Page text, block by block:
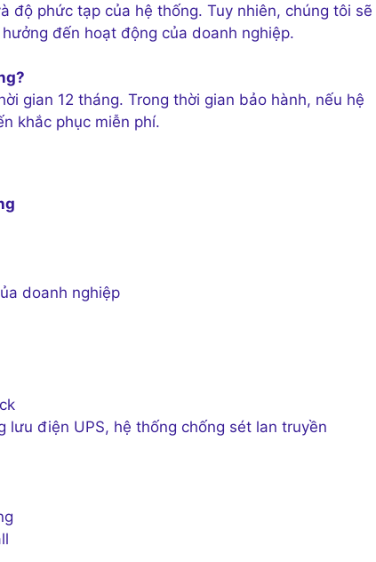
độ phức tạp của hệ thống. Tuy nhiên, chúng tôi sẽ
đến hoạt động của doanh nghiệp.
gian 12 tháng. Trong thời gian bảo hành, nếu hệ
khắc phục miễn phí.
doanh nghiệp
lưu điện UPS, hệ thống chống sét lan truyền